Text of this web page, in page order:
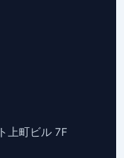
上町ビル 7F